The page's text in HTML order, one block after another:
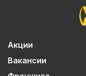
Акции
Вакансии